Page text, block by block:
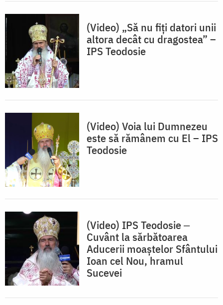
(Video) „Să nu fiți datori unii
altora decât cu dragostea” –
IPS Teodosie
(Video) Voia lui Dumnezeu
este să rămânem cu El – IPS
Teodosie
(Video) IPS Teodosie ‒
Cuvânt la sărbătoarea
Aducerii moaștelor Sfântului
Ioan cel Nou, hramul
Sucevei